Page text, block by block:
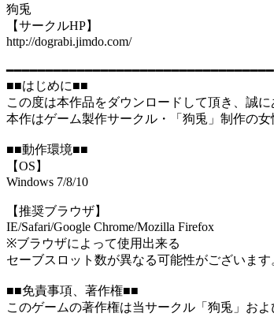
狗兎
【サークルHP】
http://dograbi.jimdo.com/
■■はじめに■■
この度は本作品をダウンロードして頂き、誠に
本作はゲーム製作サークル・「狗兎」制作の女
■■動作環境■■
【OS】
Windows 7/8/10
【推奨ブラウザ】
IE/Safari/Google Chrome/Mozilla Firefox
※ブラウザによって使用出来る
セーブスロット数が異なる可能性がございます
■■免責事項、著作権■■
このゲームの著作権は当サークル「狗兎」およ